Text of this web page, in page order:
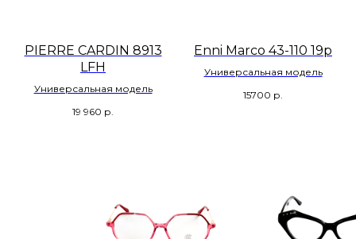
PIERRE CARDIN 8913
LFH
Универсальная модель
19 960 р.
Enni Marco 43-110 19р
Универсальная модель
15700 р.